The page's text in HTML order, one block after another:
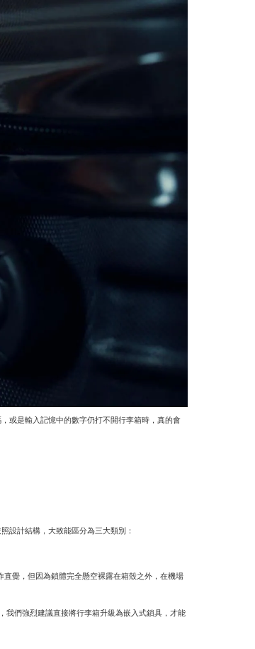
或是輸入記憶中的數字仍打不開行李箱時，真的會
設計結構，大致能區分為三大類別：
覺，但因為鎖體完全懸空裸露在箱殼之外，在機場
我們強烈建議直接將行李箱升級為嵌入式鎖具，才能